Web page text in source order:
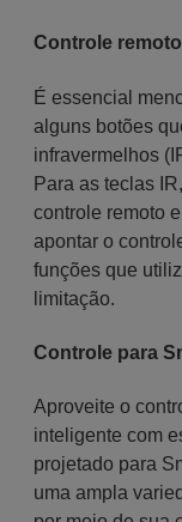
Controle
É essencial
alguns botões
infravermelhos
Para as teclas
controle remoto
apontar o
funções que
limitação.
Controle para
Aproveite o
inteligente com
projetado para
uma ampla